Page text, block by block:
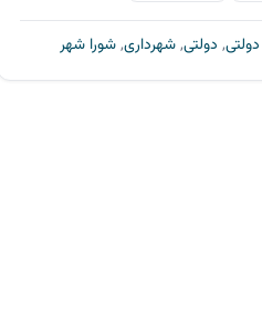
, دولتی,شهرداری,شورا شهر